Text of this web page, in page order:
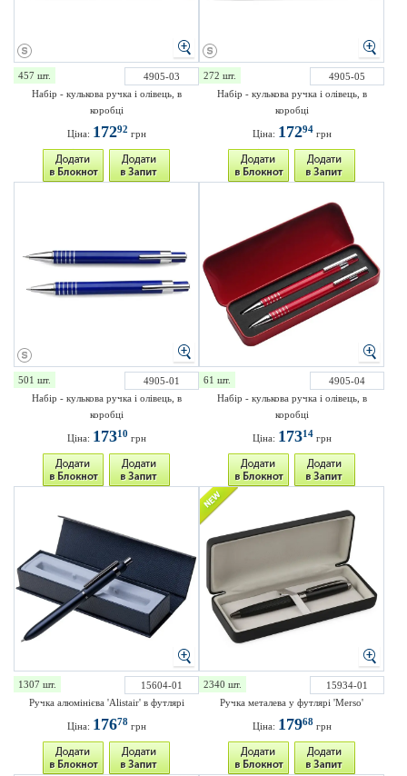
457 шт.
4905-03
Набір - кулькова ручка і олівець, в
коробці
Ціна: 17292 грн
272 шт.
4905-05
Набір - кулькова ручка і олівець, в
коробці
Ціна: 17294грн
501 шт.
4905-01
Набір - кулькова ручка і олівець, в
коробці
Ціна: 17310 грн
61 шт.
4905-04
Набір - кулькова ручка і олівець, в
коробці
Ціна: 17314грн
1307 шт.
15604-01
Ручка алюмінієва 'Alistair' в футлярі
Ціна: 17678грн
2340 шт.
15934-01
Ручка металева у футлярі 'Merso'
Ціна: 17968грн